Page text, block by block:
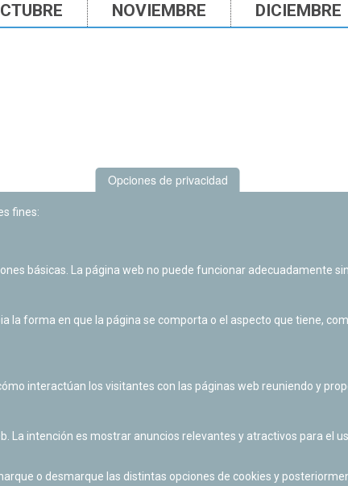
NOVIEMBRE DICIEMBRE
Opciones de privacidad
fines:
básicas. La página web no puede funcionar adecuadamente
la forma en que la página se comporta o el aspecto que tiene,
interactúan los visitantes con las páginas web reuniendo y
La intención es mostrar anuncios relevantes y atractivos para el
o desmarque las distintas opciones de cookies y